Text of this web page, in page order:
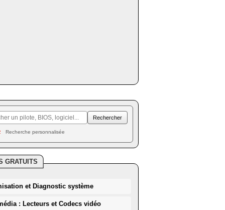
Recherche personnalisée
GRATUITS
et Diagnostic système
: Lecteurs et Codecs vidéo